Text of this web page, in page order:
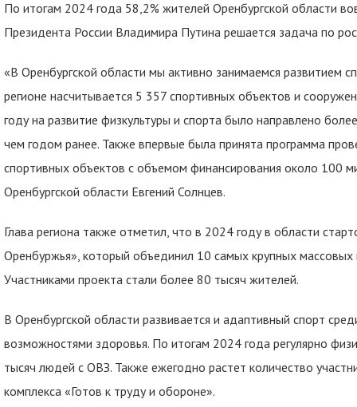
По итогам 2024 года 58,2% жителей Оренбургской области
Президента России Владимира Путина решается задача по
«В Оренбургской области мы активно занимаемся развитием
регионе насчитывается 5 357 спортивных объектов и
году на развитие физкультуры и спорта было направлено
чем годом ранее. Также впервые была принята программа
спортивных объектов с объемом финансирования около 100
Оренбургской области Евгений Солнцев.
Глава региона также отметил, что в 2024 году в области
Оренбуржья», который объединил 10 самых крупных
Участниками проекта стали более 80 тысяч жителей.
В Оренбургской области развивается и адаптивный спорт
возможностями здоровья. По итогам 2024 года регулярно
тысяч людей с ОВЗ. Также ежегодно растет количество
комплекса «Готов к труду и обороне».